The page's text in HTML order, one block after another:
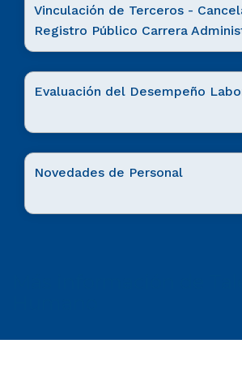
Vinculación de Terceros -
Registro Público Carrera
Evaluación del Desempeño
Novedades de Personal